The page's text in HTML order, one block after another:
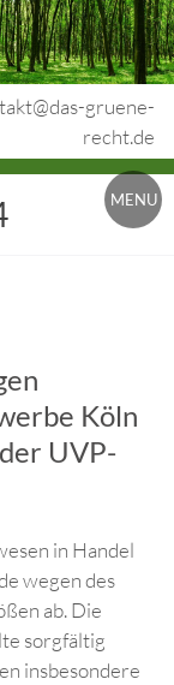
gruene-
recht.de
MENU
Köln
UVP-
in Handel
wegen des
ab. Die
sorgfältig
insbesondere